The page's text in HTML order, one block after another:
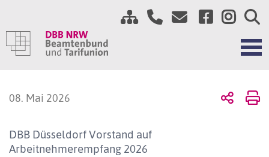
DBB Düsseldorf Vorstand auf
Arbeitnehmerempfang 2026
08. Mai 2026